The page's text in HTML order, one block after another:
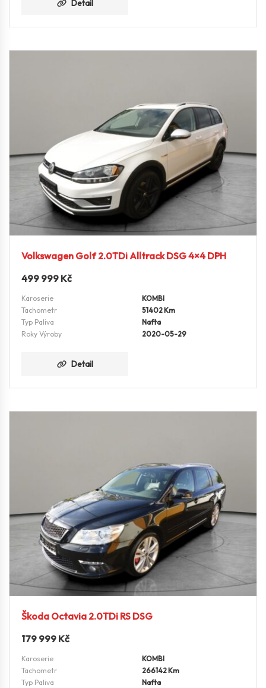
Detail
Volkswagen Golf 2.0TDi Alltrack DSG 4×4 DPH
499 999 Kč
Karoserie
KOMBI
Tachometr
51402 Km
Typ Paliva
Nafta
Roky Výroby
2020-05-29
Detail
Škoda Octavia 2.0TDi RS DSG
179 999 Kč
Karoserie
KOMBI
Tachometr
266142 Km
Typ Paliva
Nafta